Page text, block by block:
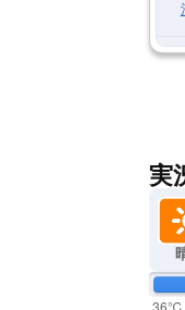
実